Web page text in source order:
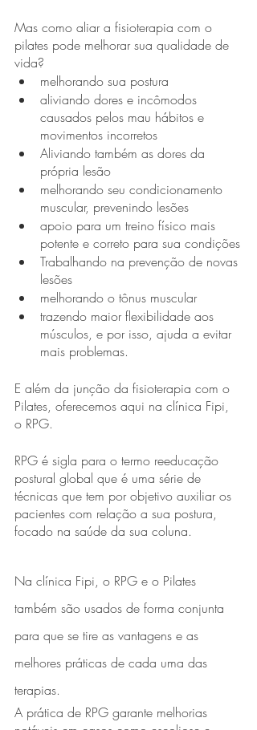
Mas como aliar a fisioterapia com o
pilates pode melhorar sua qualidade de
vida?
melhorando sua postura
aliviando dores e incômodos
causados pelos mau hábitos e
movimentos incorretos
Aliviando também as dores da
própria lesão
melhorando seu condicionamento
muscular, prevenindo lesões
apoio para um treino físico mais
potente e correto para sua condições
Trabalhando na prevenção de novas
lesões
melhorando o tônus muscular
trazendo maior flexibilidade aos
músculos, e por isso, ajuda a evitar
mais problemas.
E além da junção da fisioterapia com o
Pilates, oferecemos aqui na clínica Fipi,
o RPG.
RPG é sigla para o termo reeducação
postural global que é uma série de
técnicas que tem por objetivo auxiliar os
pacientes com relação a sua postura,
focado na saúde da sua coluna.
Na clínica Fipi, o RPG e o Pilates
também são usados de forma conjunta
para que se tire as vantagens e as
melhores práticas de cada uma das
terapias.
A prática de RPG garante melhorias